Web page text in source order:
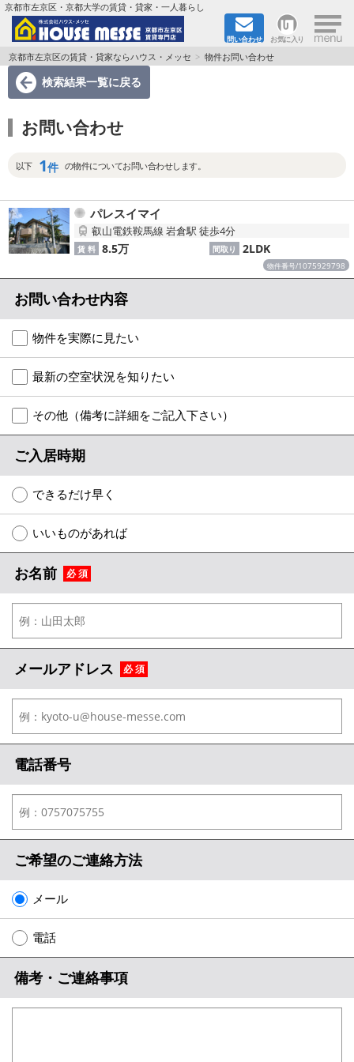
京都市左京区・京都大学の賃貸・貸家・一人暮らし
問い合わせ お気に入り ×
TOPページ
地図から検索
地域から検索
京都大学＆京都芸術大学生さんに
書類DL & 入居者さまへ
家族で住むならマンション？賃家？
一人暮らしの物件特集
ペット相談OKの賃貸！
特選物件
ハウスメーカー施工特集！
路線·駅から探す
IT重説について
スタッフ紹介
店舗情報·アクセス
会社概要
メールでお問い合わせ
京都市左京区の賃貸・貸家ならハウス・メッセ 物件お問い合わせ
検索結果一覧に戻る
お問い合わせ
以下 1件 の物件についてお問い合わせします。
物件番号/1075929798
パレスイマイ
叡山電鉄鞍馬線 岩倉駅 徒歩4分
賃 料 8.5万 間取り 2LDK
お問い合わせ内容
物件を実際に見たい
最新の空室状況を知りたい
その他（備考に詳細をご記入下さい）
ご入居時期
できるだけ早く
いいものがあれば
お名前 必 須
メールアドレス 必 須
電話番号
ご希望のご連絡方法
メール
電話
備考・ご連絡事項